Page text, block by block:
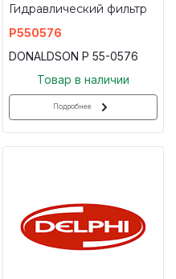
Гидравлический фильтр
P550576
DONALDSON P 55-0576
Товар в наличии
Подробнее